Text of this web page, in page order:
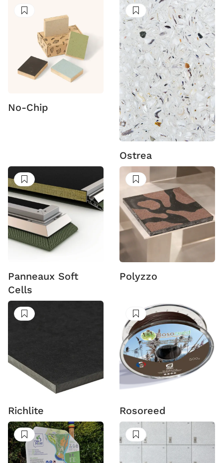
Suivre
No-Chip
Suivre
Ostrea
Suivre
Panneaux Soft
Cells
Suivre
Polyzzo
Suivre
Richlite
Suivre
Rosoreed
Suivre Suivre